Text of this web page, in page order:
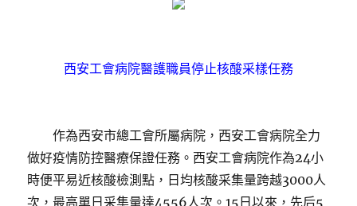
西安工會病院醫護職員停止核酸采樣任務
作為西安市總工會所屬病院，西安工會病院全力
做好疫情防控醫療保證任務。西安工會病院作為24小
時便平易近核酸檢測點，日均核酸采集量跨越3000人
次，最高單日采集量達4556人次。15日以來，先后5